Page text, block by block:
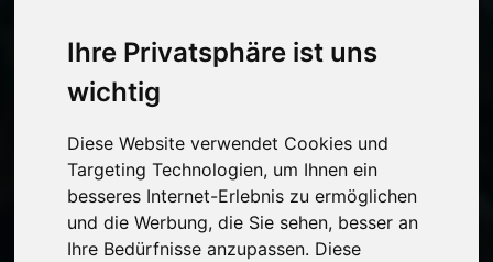
Ihre Privatsphäre ist uns
wichtig
Diese Website verwendet Cookies und
Targeting Technologien, um Ihnen ein
besseres Internet-Erlebnis zu ermöglichen
und die Werbung, die Sie sehen, besser an
Ihre Bedürfnisse anzupassen. Diese